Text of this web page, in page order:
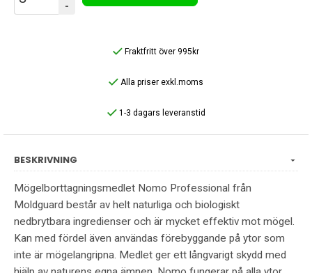
-
Fraktfritt över 995kr
Alla priser exkl.moms
1-3 dagars leveranstid
BESKRIVNING
Mögelborttagningsmedlet Nomo Professional från
Moldguard består av helt naturliga och biologiskt
nedbrytbara ingredienser och är mycket effektiv mot mögel.
Kan med fördel även användas förebyggande på ytor som
inte är mögelangripna. Medlet ger ett långvarigt skydd med